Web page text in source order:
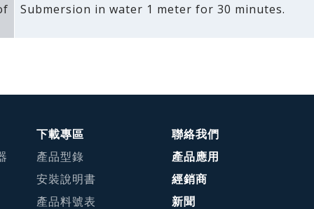
Submersion in water 1 meter for 30 minutes.
下載專區
產品型錄
安裝說明書
產品料號表
聯絡我們
產品應用
經銷商
新聞